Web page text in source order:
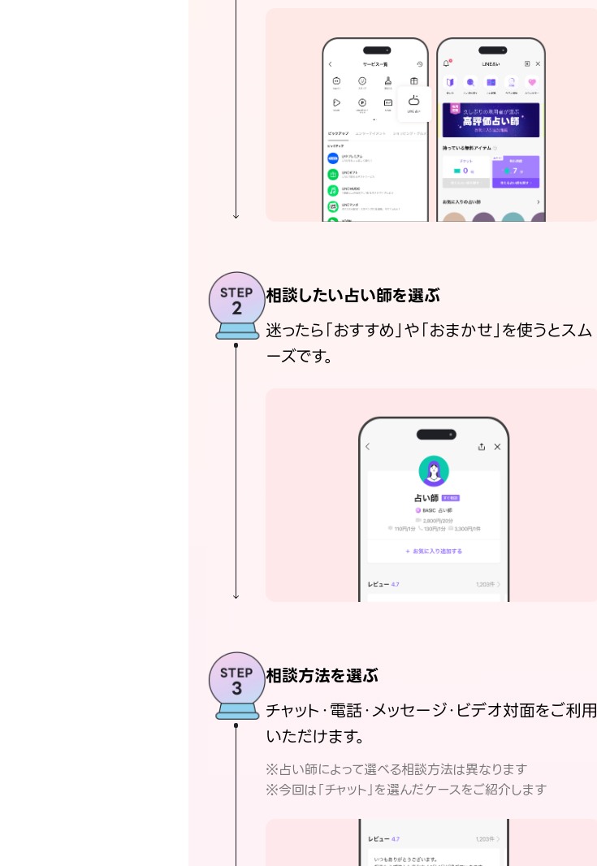
相談したい占い師を選ぶ
迷ったら「おすすめ」や「おまかせ」を使うとスム
ーズです。
相談方法を選ぶ
チャット・電話・メッセージ・ビデオ対面をご利用
いただけます。
※占い師によって選べる相談方法は異なります
※今回は「チャット」を選んだケースをご紹介します